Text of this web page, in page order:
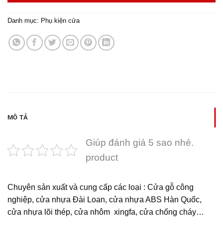
Danh mục: Phụ kiện cửa
MÔ TẢ
Giúp đánh giá 5 sao nhé.
product
Chuyên sản xuất và cung cấp các loại : Cửa gỗ công
nghiệp, cửa nhựa Đài Loan, cửa nhựa ABS Hàn Quốc,
cửa nhựa lõi thép, cửa nhôm xingfa, cửa chống cháy…